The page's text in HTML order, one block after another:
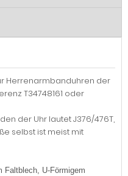
Herrenarmbanduhren der
T34748161 oder
der Uhr lautet J376/476T,
selbst ist meist mit
Faltblech, U-Förmigem